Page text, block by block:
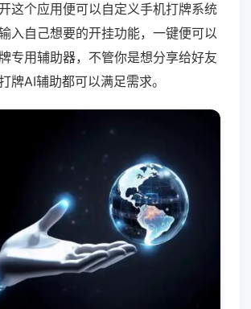
这个应用便可以自定义手机打牌系统
入自己想要的开挂功能，一键便可以
专用辅助器，不管你是想分享给好友
牌AI辅助都可以满足需求。